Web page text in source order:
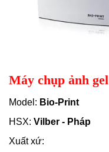
Máy chụp ảnh
Model: Bio-Print
HSX: Vilber - Pháp
Xuất xứ: